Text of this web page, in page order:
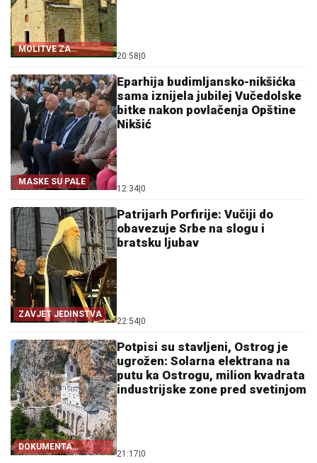
MOLITVE ZA
ZDRAVLJE I USPJEH
20:58 0
MASKE SU PALE
Eparhija budimljansko-nikšićka
sama iznijela jubilej Vučedolske
bitke nakon povlačenja Opštine
Nikšić
12:34 0
ZAVJET JEDINSTVA
Patrijarh Porfirije: Vučiji do
obavezuje Srbe na slogu i
bratsku ljubav
22:54 0
DOKUMENTA
OTKRIVAJU
Potpisi su stavljeni, Ostrog je
ugrožen: Solarna elektrana na
putu ka Ostrogu, milion kvadrata
industrijske zone pred svetinjom
21:17 0